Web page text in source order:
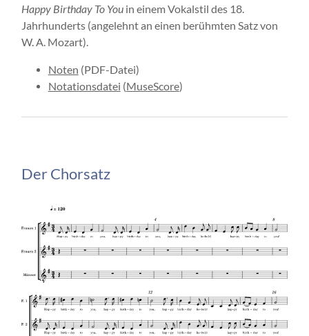
Happy Birthday To You in einem Vokalstil des 18.
Jahrhunderts (angelehnt an einen berühmten Satz von
W. A. Mozart).
Noten (PDF-Datei)
Notationsdatei (MuseScore)
Der Chorsatz